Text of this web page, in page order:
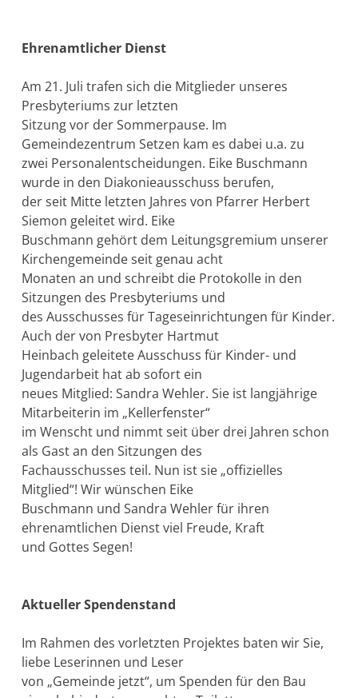
Ehrenamtlicher Dienst
Am 21. Juli trafen sich die Mitglieder unseres
Presbyteriums zur letzten
Sitzung vor der Sommerpause. Im
Gemeindezentrum Setzen kam es dabei u.a. zu
zwei Personalentscheidungen. Eike Buschmann
wurde in den Diakonieausschuss berufen,
der seit Mitte letzten Jahres von Pfarrer Herbert
Siemon geleitet wird. Eike
Buschmann gehört dem Leitungsgremium unserer
Kirchengemeinde seit genau acht
Monaten an und schreibt die Protokolle in den
Sitzungen des Presbyteriums und
des Ausschusses für Tageseinrichtungen für Kinder.
Auch der von Presbyter Hartmut
Heinbach geleitete Ausschuss für Kinder- und
Jugendarbeit hat ab sofort ein
neues Mitglied: Sandra Wehler. Sie ist langjährige
Mitarbeiterin im „Kellerfenster“
im Wenscht und nimmt seit über drei Jahren schon
als Gast an den Sitzungen des
Fachausschusses teil. Nun ist sie „offizielles
Mitglied“! Wir wünschen Eike
Buschmann und Sandra Wehler für ihren
ehrenamtlichen Dienst viel Freude, Kraft
und Gottes Segen!
Aktueller Spendenstand
Im Rahmen des vorletzten Projektes baten wir Sie,
liebe Leserinnen und Leser
von „Gemeinde jetzt“, um Spenden für den Bau